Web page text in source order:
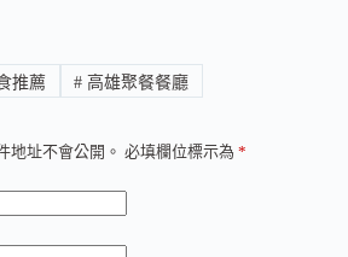
推薦 # 高雄聚餐餐廳
地址不會公開。 必填欄位標示為 *